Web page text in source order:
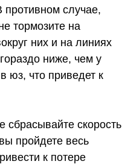
противном случае,
тормозите на
них и на линиях
ниже, чем у
юз, что приведет к
скорость
пройдете весь
к потере